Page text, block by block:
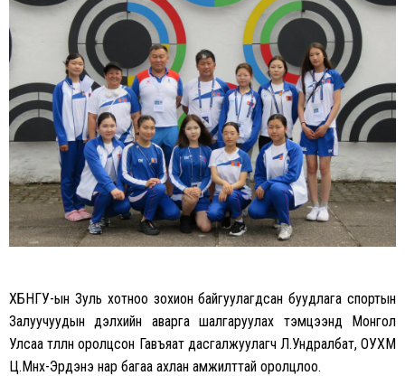
FacebookTwitter
ХБНГУ-ын Зуль хотноо зохион байгуулагдсан буудлага спортын
Залуучуудын дэлхийн аварга шалгаруулах тэмцээнд Монгол
Улсаа төлөөлөн оролцсон Гавъяат дасгалжуулагч Л.Ундралбат, ОУХМ
Ц.Мөнх-Эрдэнэ нар багаа ахлан амжилттай оролцлоо.